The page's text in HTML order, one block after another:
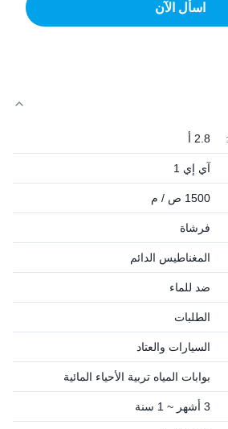
اسأل الآن
2.8 أ
آي إي 1
1500 ص / م
فرشاة
المغناطيس الدائم
ضد للماء
الطلبات
السيارات والعتاد
بوابات المياه تربية الأحياء المائية
3 أشهر ~ 1 سنة